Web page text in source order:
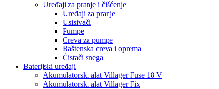
Uređaji za pranje i čišćenje
Uređaji za pranje
Usisivači
Pumpe
Creva za pumpe
Baštenska creva i oprema
Čistači snega
Baterijski uređaji
Akumulatorski alat Villager Fuse 18 V
Akumulatorski alat Villager Fix